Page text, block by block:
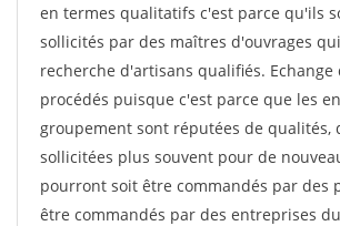
en termes qualitatifs c'est parce qu'ils
sollicités par des maîtres d'ouvrages
recherche d'artisans qualifiés. Echange
procédés puisque c'est parce que les
groupement sont réputées de qualités,
sollicitées plus souvent pour de
pourront soit être commandés par des
être commandés par des entreprises du